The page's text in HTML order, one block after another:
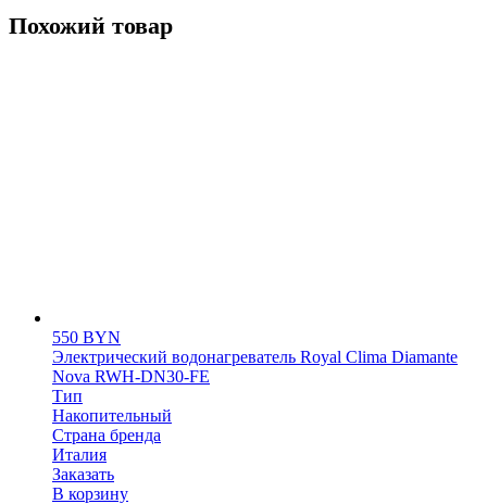
Похожий товар
550 BYN
Электрический водонагреватель Royal Clima Diamante
Nova RWH-DN30-FE
Тип
Накопительный
Страна бренда
Италия
Заказать
В корзину